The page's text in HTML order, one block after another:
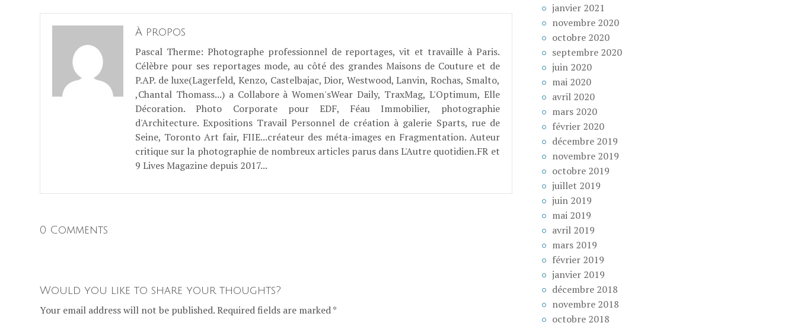
À propos
Pascal Therme: Photographe professionnel de reportages, vit et travaille à Paris.
Célèbre pour ses reportages mode, au côté des grandes Maisons de Couture et de
P.AP. de luxe(Lagerfeld, Kenzo, Castelbajac, Dior, Westwood, Lanvin, Rochas, Smalto,
,Chantal Thomass...) a Collabore à Women'sWear Daily, TraxMag, L'Optimum, Elle
Décoration. Photo Corporate pour EDF, Féau Immobilier, photographie
d'Architecture. Expositions Travail Personnel de création à galerie Sparts, rue de
Seine, Toronto Art fair, FIIE...créateur des méta-images en Fragmentation. Auteur
critique sur la photographie de nombreux articles parus dans L'Autre quotidien.FR et
9 Lives Magazine depuis 2017...
0 Comments
Would you like to share your thoughts?
Your email address will not be published. Required fields are marked *
janvier 2021
novembre 2020
octobre 2020
septembre 2020
juin 2020
mai 2020
avril 2020
mars 2020
février 2020
décembre 2019
novembre 2019
octobre 2019
juillet 2019
juin 2019
mai 2019
avril 2019
mars 2019
février 2019
janvier 2019
décembre 2018
novembre 2018
octobre 2018